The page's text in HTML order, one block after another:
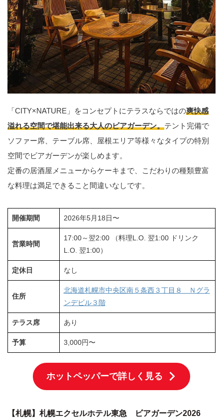
「CITY×NATURE」をコンセプトにテラスならではの爽快感
溢れる空間で堪能出来る大人のビアガーデン。テント完備で
ソファー席、テーブル席、屋根エリア等様々なタイプの特別
空間でビアガーデンが楽しめます。
定番の居酒屋メニューからケーキまで、こだわりの種類豊富
な料理は満足できること間違いなしです。
開催期間 2026年5月18日〜
営業時間
17:00～翌2:00 （料理L.O. 翌1:00 ドリンク
L.O. 翌1:00）
定休日 なし
住所
北海道札幌市中央区南５条西３丁目８ Ｎグラ
ンデビル３階
テラス席 あり
予算 3,000円〜
ホットペッパーで詳しく見る
【札幌】札幌エクセルホテル東急 ビアガーデン2026